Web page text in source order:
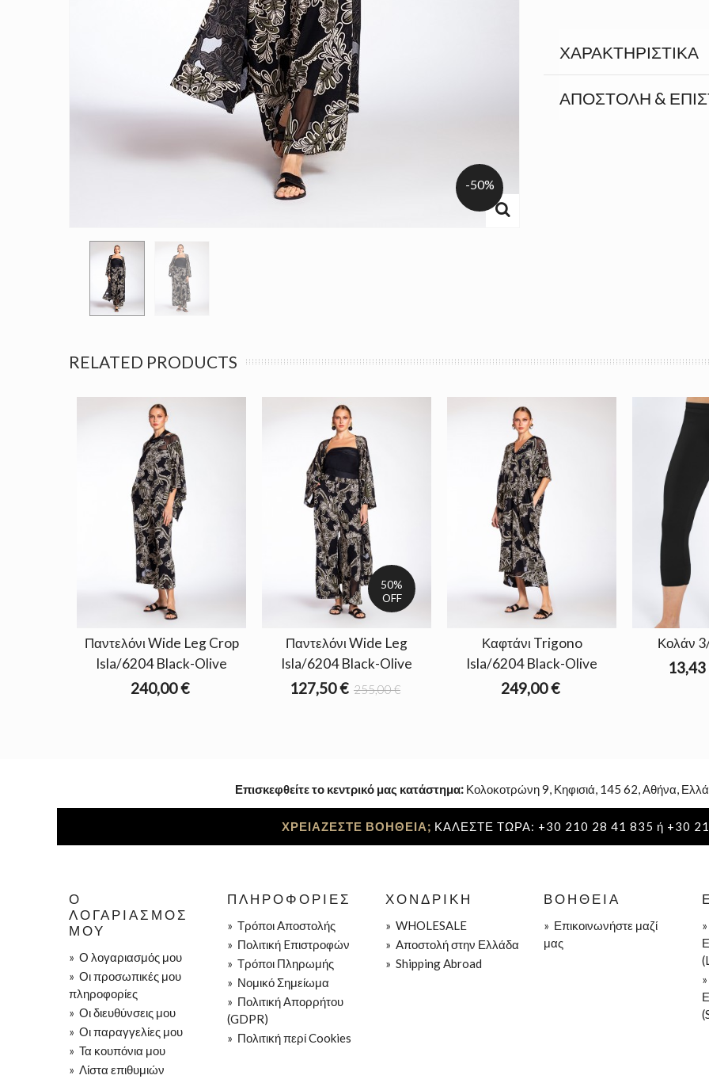
-50%
ΧΑΡΑΚΤΗΡΙΣΤΙΚΆ
ΑΠΟΣΤΟΛΉ &
RELATED PRODUCTS
Παντελόνι Wide Leg Crop
Isla/6204 Black-Olive
240,00 €
50%
OFF
Παντελόνι Wide Leg
Isla/6204 Black-Olive
127,50 € 255,00 €
Καφτάνι Trigono
Isla/6204 Black-Olive
249,00 €
Κολάν
13,43
Επισκεφθείτε το κεντρικό μας κατάστημα:Κολοκοτρώνη 9, Κηφισιά, 145 62, Αθήνα,
ΧΡΕΙΑΖΕΣΤΕ ΒΟΗΘΕΙΑ; ΚΑΛΕΣΤΕ ΤΩΡΑ: +30 210 28 41 835 ή +30
Ο
ΛΟΓΑΡΙΑΣΜΌΣ
ΜΟΥ
» Ο λογαριασμός μου
» Οι προσωπικές μου
πληροφορίες
» Οι διευθύνσεις μου
» Οι παραγγελίες μου
» Τα κουπόνια μου
» Λίστα επιθυμιών
ΠΛΗΡΟΦΟΡΊΕΣ
» Τρόποι Aποστολής
» Πολιτική Eπιστροφών
» Τρόποι Πληρωμής
» Νομικό Σημείωμα
» Πολιτική Απορρήτου
(GDPR)
» Πολιτική περί Cookies
ΧΟΝΔΡΙΚΉ
» WHOLESALE
» Aποστολή στην Ελλάδα
» Shipping Abroad
ΒΟΉΘΕΙΑ
» Επικοινωνήστε μαζί
μας
»
»